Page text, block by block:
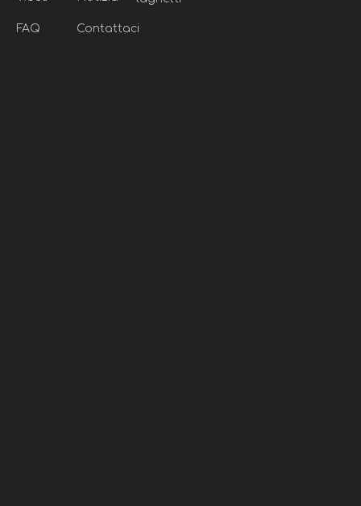
FAQ Contattaci